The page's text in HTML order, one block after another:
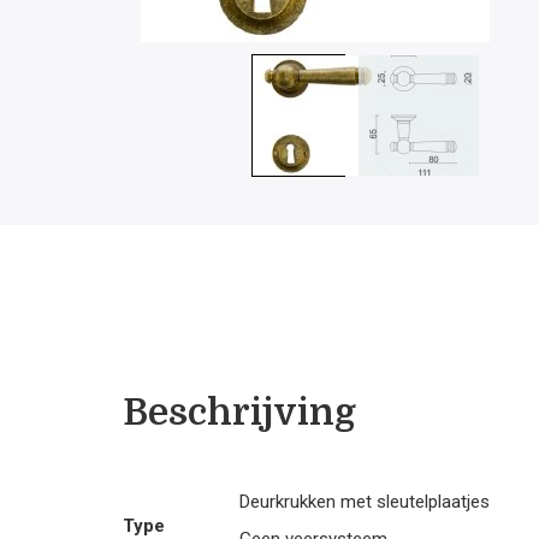
Beschrijving
Type
Deurkrukken met sleutelplaatjes